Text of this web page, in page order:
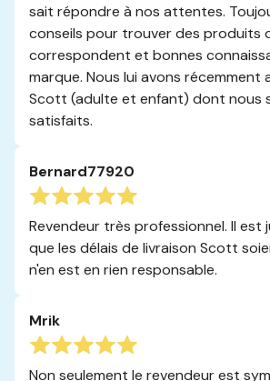
sait répondre à nos attentes.
conseils pour trouver des produits
correspondent et bonnes
marque. Nous lui avons récemment
Scott (adulte et enfant) dont nous
satisfaits.
Bernard77920
Revendeur très professionnel. Il est
que les délais de livraison Scott
n'en est en rien responsable.
Mrik
Non seulement le revendeur est